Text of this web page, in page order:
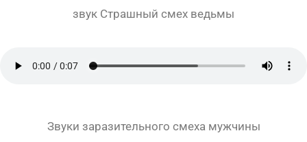
звук Страшный смех ведьмы
Звуки заразительного смеха мужчины